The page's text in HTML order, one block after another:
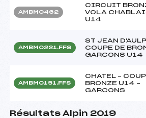
AMBM0462
CIRCUIT
VOLA
U14
AMBM0221.FFS
ST JEAN
COUPE DE
GARCONS U14
AMBM0151.FFS
CHATEL –
BRONZE U14 –
GARCONS
Résultats Alpin 2019